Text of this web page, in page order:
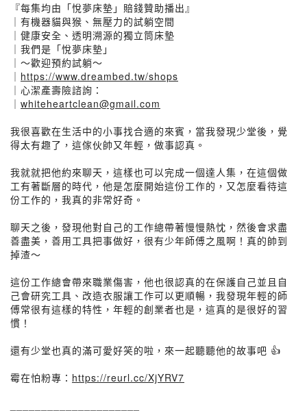
『每集均由「悅夢床墊」賠錢贊助播出』
｜有機器貓與猴、無壓力的試躺空間
｜健康安全、透明溯源的獨立筒床墊
｜我們是「悅夢床墊」
｜～歡迎預約試躺～
｜ https://www.dreambed.tw/shops
｜心潔產壽險諮詢：
｜ whiteheartclean@gmail.com
我很喜歡在生活中的小事找合適的來賓，當我發現少堂後，覺
得太有趣了，這傢伙帥又年輕，做事認真。
我就就把他約來聊天，這樣也可以完成一個達人集，在這個做
工有著斷層的時代，他是怎麼開始這份工作的，又怎麼看待這
份工作的，我真的非常好奇。
聊天之後，發現他對自己的工作總帶著慢慢熱忱，然後會求盡
善盡美，善用工具把事做好，很有少年師傅之風啊！真的帥到
掉渣～
這份工作總會帶來職業傷害，他也很認真的在保護自己並且自
己會研究工具、改造衣服讓工作可以更順暢，我發現年輕的師
傅常很有這樣的特性，年輕的創業者也是，這真的是很好的習
慣！
還有少堂也真的滿可愛好笑的啦，來一起聽聽他的故事吧 👍
霉在怕粉專： https://reurl.cc/XjYRV7